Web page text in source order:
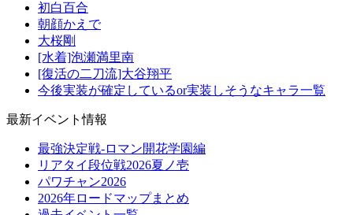
初白百合
朝顔かえで
大桜剛
[水着]泡瀬満里南
[復活の二刀流]大谷翔平
今後実装が確定しているor実装しそうなキャラ一覧
最新イベント情報
最強決定戦-ロマン開花学園編
リアタイ段位戦2026夏ノ壱
パワチャン2026
2026年ロードマップまとめ